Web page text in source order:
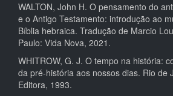
WALTON, John H. O pensamento do
e o Antigo Testamento: introdução ao
Bíblia hebraica. Tradução de Marcio
Paulo: Vida Nova, 2021.
WHITROW, G. J. O tempo na história:
da pré-história aos nossos dias. Rio de
Editora, 1993.